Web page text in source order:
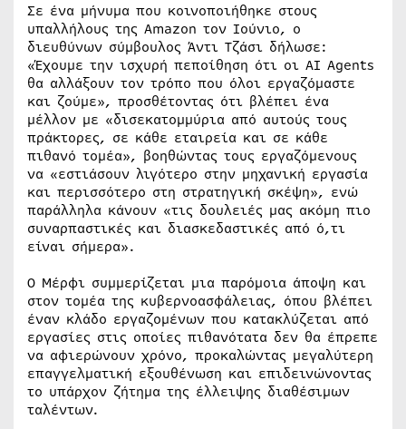
Σε ένα μήνυμα που κοινοποιήθηκε στους
υπαλλήλους της Amazon τον Ιούνιο, ο
διευθύνων σύμβουλος Άντι Τζάσι δήλωσε:
«Έχουμε την ισχυρή πεποίθηση ότι οι AI Agents
θα αλλάξουν τον τρόπο που όλοι εργαζόμαστε
και ζούμε», προσθέτοντας ότι βλέπει ένα
μέλλον με «δισεκατομμύρια από αυτούς τους
πράκτορες, σε κάθε εταιρεία και σε κάθε
πιθανό τομέα», βοηθώντας τους εργαζόμενους
να «εστιάσουν λιγότερο στην μηχανική εργασία
και περισσότερο στη στρατηγική σκέψη», ενώ
παράλληλα κάνουν «τις δουλειές μας ακόμη πιο
συναρπαστικές και διασκεδαστικές από ό,τι
είναι σήμερα».
Ο Μέρφι συμμερίζεται μια παρόμοια άποψη και
στον τομέα της κυβερνοασφάλειας, όπου βλέπει
έναν κλάδο εργαζομένων που κατακλύζεται από
εργασίες στις οποίες πιθανότατα δεν θα έπρεπε
να αφιερώνουν χρόνο, προκαλώντας μεγαλύτερη
επαγγελματική εξουθένωση και επιδεινώνοντας
το υπάρχον ζήτημα της έλλειψης διαθέσιμων
ταλέντων.